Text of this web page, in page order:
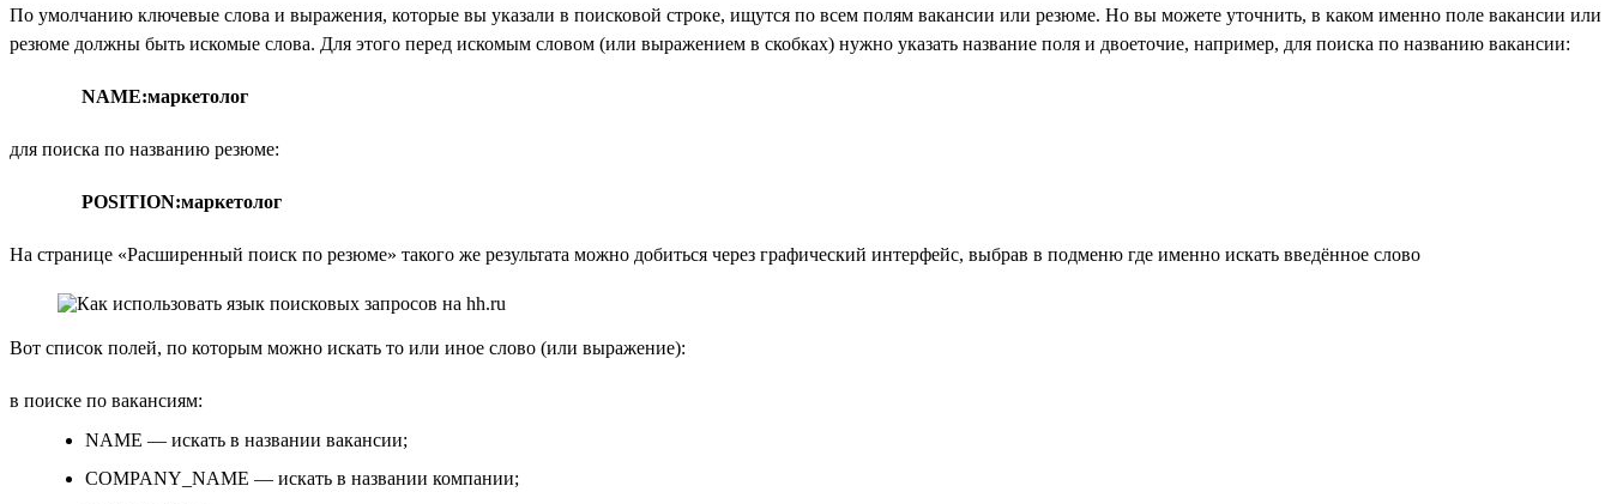
По умолчанию ключевые слова и выражения, которые вы указали в поисковой строке, ищутся по всем полям вакансии или резюме. Но вы можете уточнить, в каком именно поле вакансии или
резюме должны быть искомые слова. Для этого перед искомым словом (или выражением в скобках) нужно указать название поля и двоеточие, например, для поиска по названию вакансии:
NAME:маркетолог
для поиска по названию резюме:
POSITION:маркетолог
На странице «Расширенный поиск по резюме» такого же результата можно добиться через графический интерфейс, выбрав в подменю где именно искать введённое слово
Вот список полей, по которым можно искать то или иное слово (или выражение):
в поиске по вакансиям:
NAME — искать в названии вакансии;
COMPANY_NAME — искать в названии компании;